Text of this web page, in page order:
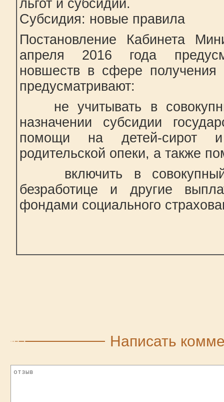
льгот и субсидий.
Субсидия: новые правила
Постановление Кабинета
апреля 2016 года
новшеств в сфере получения
предусматривают:
не учитывать в
назначении субсидии
помощи на детей-сирот
родительской опеки, а также
включить в совокупный
безработице и другие
фондами социального
Написать